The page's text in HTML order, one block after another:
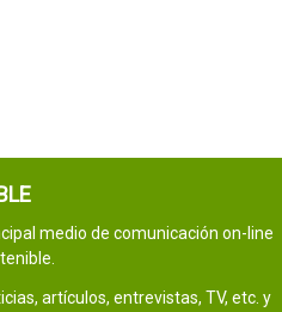
medio de comunicación on-line
artículos, entrevistas, TV, etc. y